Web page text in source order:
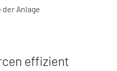
Anlage
effizient